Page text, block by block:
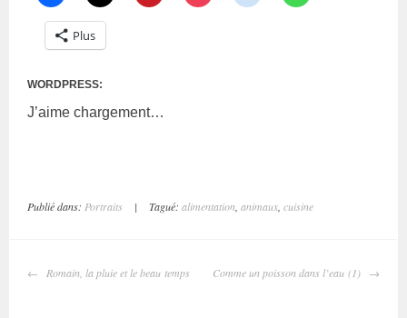
Plus
WORDPRESS:
J’aime chargement…
Publié dans: Portraits | Tagué:alimentation ,animaux ,cuisine
Romain, la pluie et le beau temps Comme un poisson dans l’eau (1)